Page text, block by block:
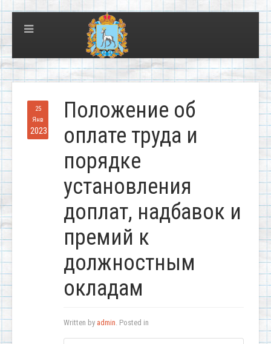
25
Янв
2023
Положение об
оплате труда и
порядке
установления
доплат, надбавок и
премий к
должностным
окладам
Written by admin. Posted in